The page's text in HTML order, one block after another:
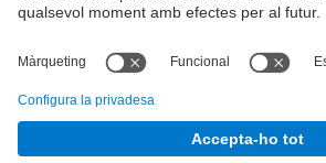
© UPCEscola Superior d’Enginyeries
Aeroespacial i Audiovisual de Terrassa.